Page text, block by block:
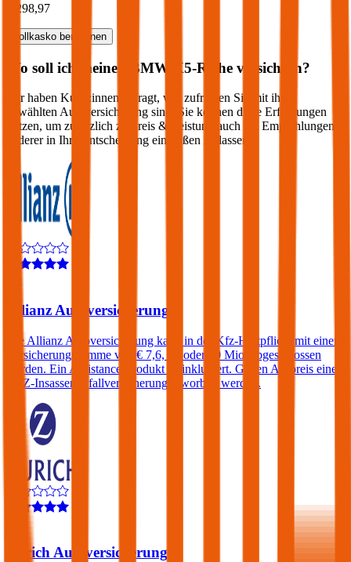
€ 298,97
Vollkasko berechnen
Wo soll ich meinen BMW X5-Reihe versichern?
Wir haben Kund:innen befragt, wie zufrieden Sie mit ihrer
gewählten Autoversicherung sind. Sie können diese Erfahrungen
nutzen, um zusätzlich zu Preis & Leistung auch die Empfehlungen
anderer in Ihre Entscheidung einfließen zu lassen:
Allianz Autoversicherung
Die Allianz Autoversicherung kann in der Kfz-Haftpflicht mit einer
Versicherungssumme von € 7,6, 15 oder 30 Mio. abgeschlossen
werden. Ein Assistance-Produkt ist inkludiert. Gegen Aufpreis eine
KFZ-Insassenunfallversicherung erworben werden.
Zurich Autoversicherung